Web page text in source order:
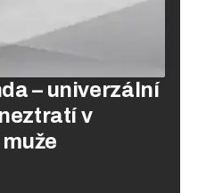
– univerzální
v